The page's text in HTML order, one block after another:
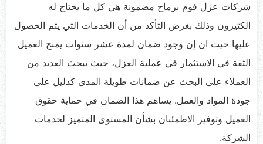
شركات عزل فوم برماح مضمونة هي كل ما يحتاج له
الكثيرون وذلك بغرض التأكد من أن الخدمات التي يتم الحصول
عليها حيث ان إن وجود ضمان لمدة عشر سنوات يمنح العميل
الثقة في الاستثمار في عملية العزل، حيث يبحث العديد من
العملاء على البحث عن ضمانات طويلة المدى كدليل على
جودة المواد والعمل. يساهم هذا الضمان في حماية حقوق
العميل وتوفير الاطمئنان بشأن المستوى المتميز لخدمات
الشركة.